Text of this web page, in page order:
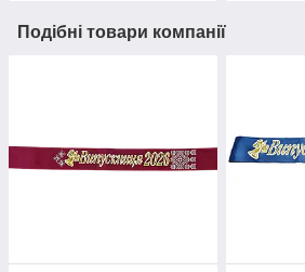
Подібні товари компанії